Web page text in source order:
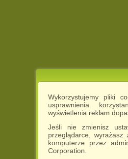
Wykorzystujemy pliki
usprawnienia
wyświetlenia reklam
Jeśli nie zmienisz
przeglądarce,
komputerze przez
Corporation.